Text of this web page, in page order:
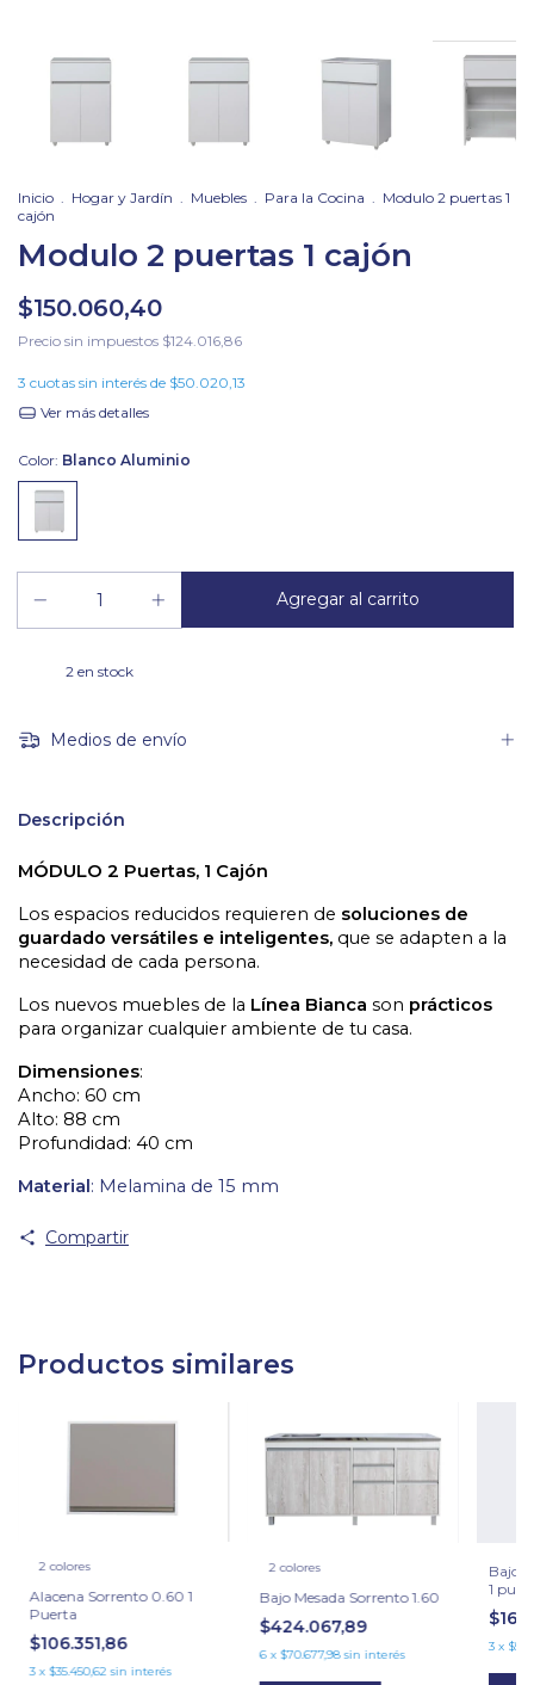
Inicio . Hogar y Jardín . Muebles . Para la Cocina . Modulo 2 puertas 1
cajón
Modulo 2 puertas 1 cajón
$150.060,40
Precio sin impuestos $124.016,86
3 cuotas sin interés de $50.020,13
Ver más detalles
Color: Blanco Aluminio
2 en stock
Medios de envío
Descripción
MÓDULO 2 Puertas, 1 Cajón
Los espacios reducidos requieren de soluciones de
guardado versátiles e inteligentes, que se adapten a la
necesidad de cada persona.
Los nuevos muebles de la Línea Bianca son
para organizar cualquier ambiente de tu casa.
Dimensiones:
Ancho: 60 cm
Alto: 88 cm
Profundidad: 40 cm
Material: Melamina de 15 mm
Compartir
Productos similares
2 colores
Alacena Sorrento 0.60 1
Puerta
$106.351,86
3 x $35.450,62 sin interés
2 colores
Bajo Mesada Sorrento 1.60
$424.067,89
6 x $70.677,98 sin interés
Bajo
1
3 x